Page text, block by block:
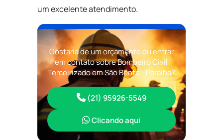
um excelente atendimento.
Gostaria de um orçamento ou entrar
em contato sobre Bombeiro Civil
Terceirizado em São Bento - Paraíba?
(21) 95926-5549
Clicando aqui